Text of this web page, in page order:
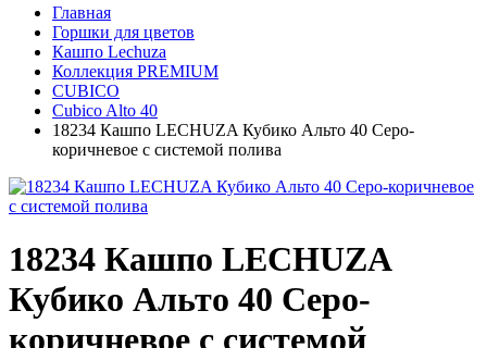
Главная
Горшки для цветов
Кашпо Lechuza
Коллекция PREMIUM
CUBICO
Cubico Alto 40
18234 Кашпо LECHUZA Кубико Альто 40 Серо-
коричневое с системой полива
18234 Кашпо LECHUZA
Кубико Альто 40 Серо-
коричневое с системой